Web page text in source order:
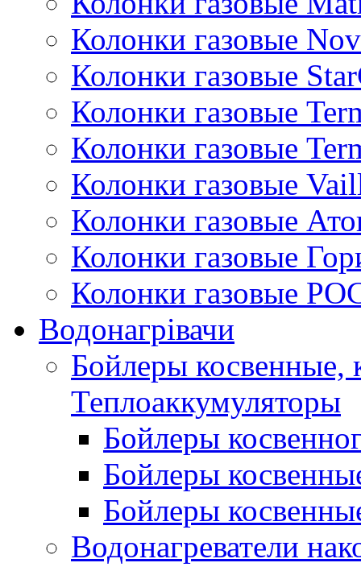
Колонки газовые
Колонки газовые
Колонки газовые
Колонки газовые
Колонки газовые
Колонки газовые
Колонки газовые
Колонки газовые
Водонагрівачи
Бойлеры косвенные,
Теплоаккумуляторы
Бойлеры
Бойлеры
Бойлеры
Водонагреватели